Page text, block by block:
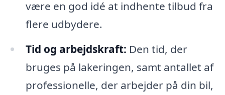
være en god idé at indhente tilbud fra
flere udbydere.
Tid og arbejdskraft: Den tid, der
bruges på lakeringen, samt antallet af
professionelle, der arbejder på din bil,